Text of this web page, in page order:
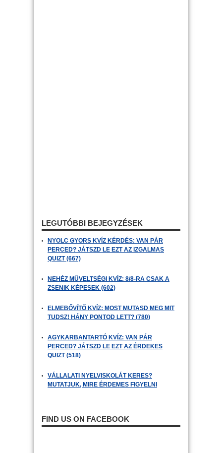
LEGUTÓBBI BEJEGYZÉSEK
NYOLC GYORS KVÍZ KÉRDÉS: VAN PÁR
PERCED? JÁTSZD LE EZT AZ IZGALMAS
QUIZT (667)
NEHÉZ MŰVELTSÉGI KVÍZ: 8/8-RA CSAK A
ZSENIK KÉPESEK (602)
ELMEBŐVÍTŐ KVÍZ: MOST MUTASD MEG MIT
TUDSZ! HÁNY PONTOD LETT? (780)
AGYKARBANTARTÓ KVÍZ: VAN PÁR
PERCED? JÁTSZD LE EZT AZ ÉRDEKES
QUIZT (518)
VÁLLALATI NYELVISKOLÁT KERES?
MUTATJUK, MIRE ÉRDEMES FIGYELNI
FIND US ON FACEBOOK